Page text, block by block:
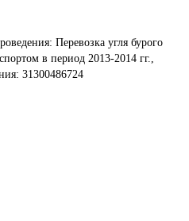
Перевозка угля бурого
в период 2013-2014 гг.,
31300486724